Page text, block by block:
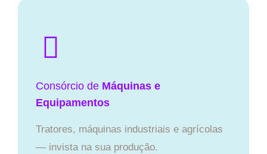
Consórcio de Máquinas e
Equipamentos
Tratores, máquinas industriais e agrícolas
— invista na sua produção.